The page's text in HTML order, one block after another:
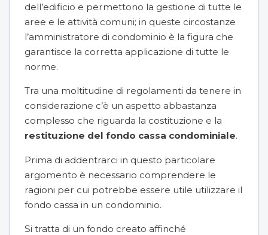
dell’edificio e permettono la gestione di tutte le
aree e le attività comuni; in queste circostanze
l’amministratore di condominio è la figura che
garantisce la corretta applicazione di tutte le
norme.
Tra una moltitudine di regolamenti da tenere in
considerazione c’è un aspetto abbastanza
complesso che riguarda la costituzione e la
restituzione del fondo cassa condominiale.
Prima di addentrarci in questo particolare
argomento è necessario comprendere le
ragioni per cui potrebbe essere utile utilizzare il
fondo cassa in un condominio.
Si tratta di un fondo creato affinché